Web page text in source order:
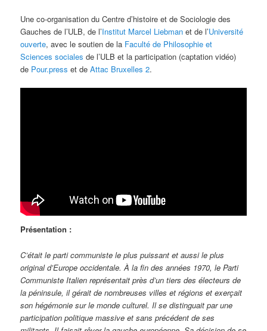
Une co-organisation du Centre d’histoire et de Sociologie des
Gauches de l’ULB, de l’Institut Marcel Liebman et de l’Université
ouverte, avec le soutien de la Faculté de Philosophie et
Sciences sociales de l’ULB et la participation (captation vidéo)
de Pour.press et deAttac Bruxelles 2.
Présentation :
C’était le parti communiste le plus puissant et aussi le plus
original d’Europe occidentale. À la fin des années 1970, le Parti
Communiste Italien représentait près d’un tiers des électeurs de
la péninsule, il gérait de nombreuses villes et régions et exerçait
son hégémonie sur le monde culturel. Il se distinguait par une
participation politique massive et sans précédent de ses